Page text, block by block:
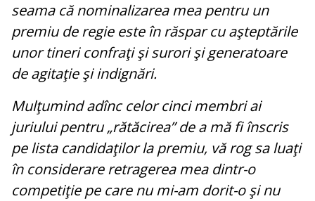
seama că nominalizarea mea pentru un
premiu de regie este în răspar cu aşteptările
unor tineri confraţi şi surori şi generatoare
de agitaţie şi indignări.
Mulţumind adînc celor cinci membri ai
juriului pentru „rătăcirea” de a mă fi înscris
pe lista candidaţilor la premiu, vă rog sa luaţi
în considerare retragerea mea dintr-o
competiţie pe care nu mi-am dorit-o şi nu